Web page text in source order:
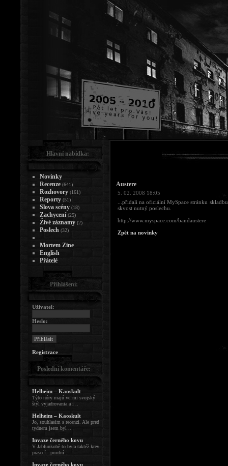
Austere
5. 02. 2008 18:05
...přidali na oficiální MySpace stránku
skvost nutný poslechu.
http://www.myspace.com/bandaustere
Zpět na novinky
Hlavní nabídka:
Novinky
Recenze (641)
Rozhovory (161)
Reporty (51)
Slova scény (18)
Zachycení (25)
Živé záznamy (2)
Poslech (32)
Mortem Zine
English
Přátelé
Přihlášení:
Uživatel:
Heslo:
Registrace
Poslední komentáře:
Helheim – Kaoskult
Týto nóry majú veľmi svojský
štýl vyjadrovania a i ..
Helheim – Kaoskult
Jo, souhlasim s recenzi. Ale pred
tydnem jsem byl ..
Invaze černého kovu
V Jablunkobě to byla taktéž krev
prasečí...pozdní ..
Invaze černého kovu